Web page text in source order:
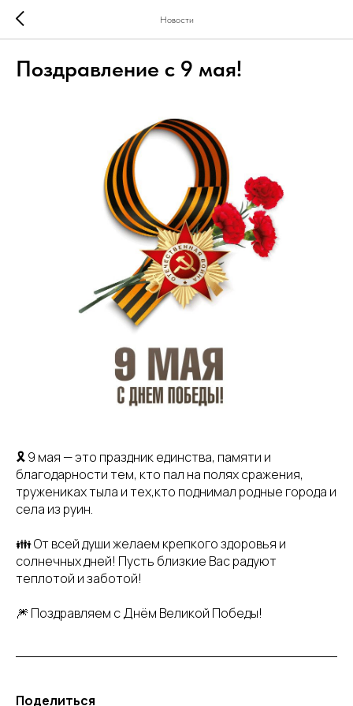
Новости
Поздравление с 9 мая!
🎗️ 9 мая — это праздник единства, памяти и
благодарности тем, кто пал на полях сражения,
тружениках тыла и тех,кто поднимал родные города и
села из руин.
👪 От всей души желаем крепкого здоровья и
солнечных дней! Пусть близкие Вас радуют
теплотой и заботой!
🎆 Поздравляем с Днём Великой Победы!
Поделиться